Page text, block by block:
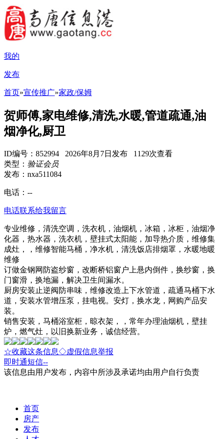
我的
发布
首页»宣传推广»家政/保姆
贺师傅,家电维修,清洗,水暖,管道疏通,油
烟净化,厨卫
ID编号：852994 2026年8月7日发布 1129次查看
类型： 验证会员
发布：nxa511084
电话： --
电话联系给我留言
专业维修，清洗空调，洗衣机，油烟机，冰箱，冰柜，油烟净
化器，热水器，洗衣机，壁挂式太阳能，加导热介质，维修集
成灶，，维修智能马桶，净水机，清洗饭店排烟罩，水暖地暖
维修
订做金钢网防盗纱窗，改断桥铝窗户上悬内倒件，换纱窗，换
门窗滑，换地漏，解决卫生间漏水。
厨房安装止逆阀防串味，维修改造上下水管道，疏通马桶下水
道，安装水管增压泵，挂电视。安灯，换水龙，网购产品安
装。
销售安装，马桶浴室柜，晾衣架，，常年办理油烟机，壁挂
炉，燃气灶，以旧换新业务，诚信经营。
☆收藏这条信息◇虚假信息举报
即时通短信--
该信息由用户发布，内容中所涉及承诺均由用户自行负责
首页
房产
发布